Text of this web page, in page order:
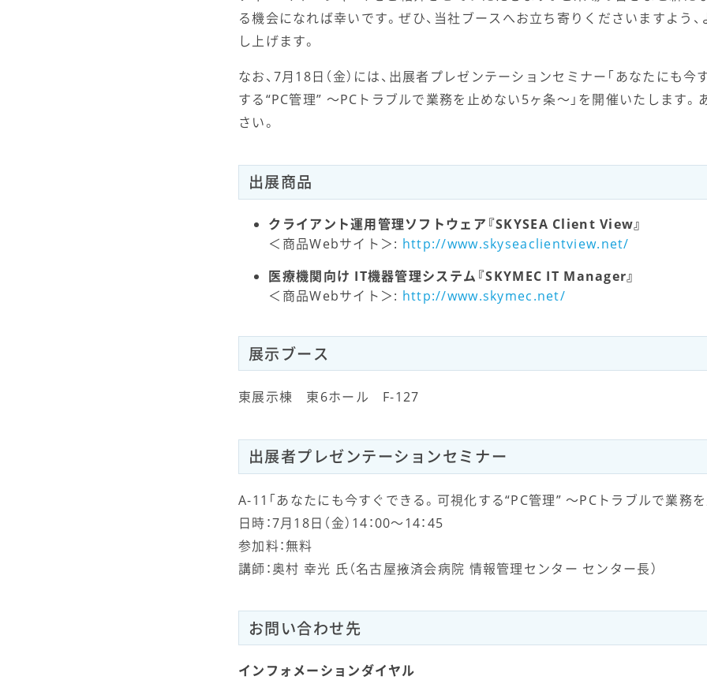
る機会になれば幸いです。ぜひ、当社ブースへお立ち寄りくださいますよう
し上げます。
なお、7月18日（金）には、出展者プレゼンテーションセミナー「あなたにも今
する“PC管理” 〜PCトラブルで業務を止めない5ヶ条〜」を開催いたします。
さい。
出展商品
クライアント運用管理ソフトウェア『SKYSEA Client View』
＜商品Webサイト＞: http://www.skyseaclientview.net/
医療機関向け IT機器管理システム『SKYMEC IT Manager』
＜商品Webサイト＞: http://www.skymec.net/
展示ブース
東展示棟 東6ホール F-127
出展者プレゼンテーションセミナー
A-11「あなたにも今すぐできる。可視化する“PC管理” 〜PCトラブルで業務
日時：7月18日（金）14：00〜14：45
参加料：無料
講師：奥村 幸光 氏（名古屋掖済会病院 情報管理センター センター長）
お問い合わせ先
インフォメーションダイヤル